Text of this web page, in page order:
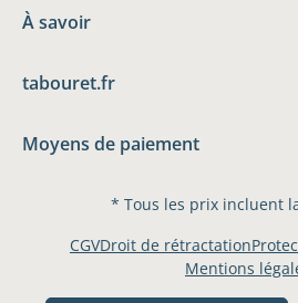
À savoir
tabouret.fr
Moyens de paiement
* Tous les prix incluent
CGVDroit de rétractation
Mentions